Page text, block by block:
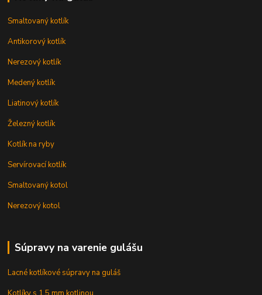
Smaltovaný kotlík
Antikorový kotlík
Nerezový kotlík
Medený kotlík
Liatinový kotlík
Železný kotlík
Kotlík na ryby
Servírovací kotlík
Smaltovaný kotol
Nerezový kotol
Súpravy na varenie gulášu
Lacné kotlíkové súpravy na guláš